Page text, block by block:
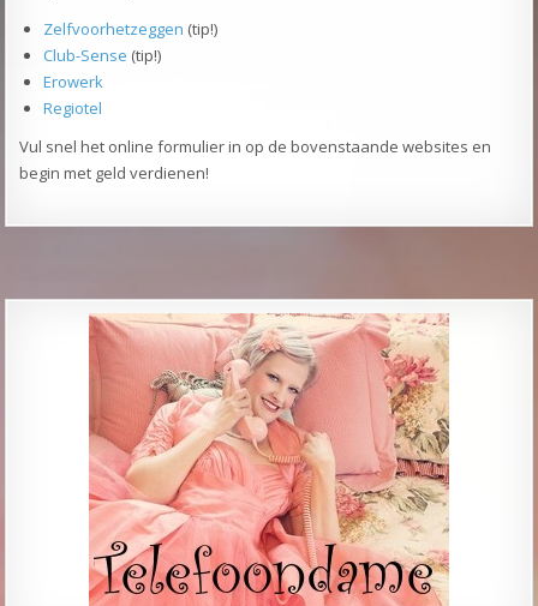
Zelfvoorhetzeggen (tip!)
Club-Sense (tip!)
Erowerk
Regiotel
Vul snel het online formulier in op de bovenstaande websites en
begin met geld verdienen!